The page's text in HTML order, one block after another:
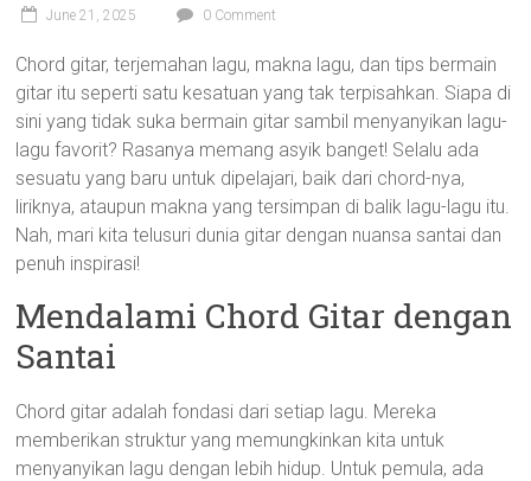
June 21, 2025 0 Comment
Chord gitar, terjemahan lagu, makna lagu, dan tips bermain
gitar itu seperti satu kesatuan yang tak terpisahkan. Siapa di
sini yang tidak suka bermain gitar sambil menyanyikan lagu-
lagu favorit? Rasanya memang asyik banget! Selalu ada
sesuatu yang baru untuk dipelajari, baik dari chord-nya,
liriknya, ataupun makna yang tersimpan di balik lagu-lagu itu.
Nah, mari kita telusuri dunia gitar dengan nuansa santai dan
penuh inspirasi!
Mendalami Chord Gitar dengan
Santai
Chord gitar adalah fondasi dari setiap lagu. Mereka
memberikan struktur yang memungkinkan kita untuk
menyanyikan lagu dengan lebih hidup. Untuk pemula, ada